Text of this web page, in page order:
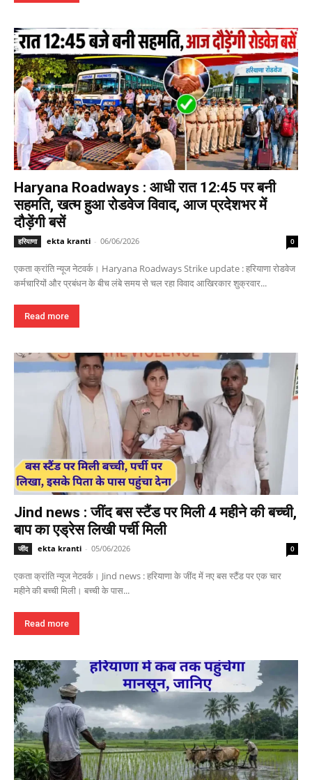
Haryana Roadways : आधी रात 12:45 पर बनी
सहमति, खत्म हुआ रोडवेज विवाद, आज प्रदेशभर में
दौड़ेंगी बसें
हरियाणा ekta kranti - 06/06/2026 0
एकता क्रांति न्यूज नेटवर्क। Haryana Roadways Strike update : हरियाणा रोडवेज
कर्मचारियों और प्रबंधन के बीच लंबे समय से चल रहा विवाद आखिरकार शुक्रवार...
Read more
Jind news : जींद बस स्टैंड पर मिली 4 महीने की बच्ची,
बाप का एड्रेस लिखी पर्ची मिली
जींद ekta kranti - 05/06/2026 0
एकता क्रांति न्यूज नेटवर्क। Jind news : हरियाणा के जींद में नए बस स्टैंड पर एक चार
महीने की बच्ची मिली। बच्ची के पास...
Read more